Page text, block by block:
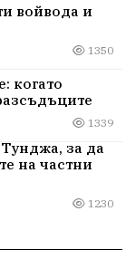
войвода и
1350
когато
1339
за да
на частни
1230